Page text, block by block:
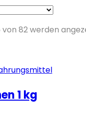
von 82 werden
1 kg